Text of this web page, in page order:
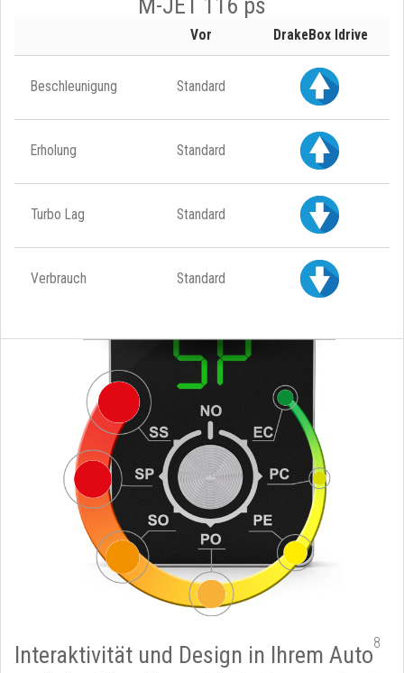
Vor DrakeBox Idrive
Beschleunigung Standard
Erholung Standard
Turbo Lag Standard
Verbrauch Standard
Interaktivität und Design in Ihrem Auto8